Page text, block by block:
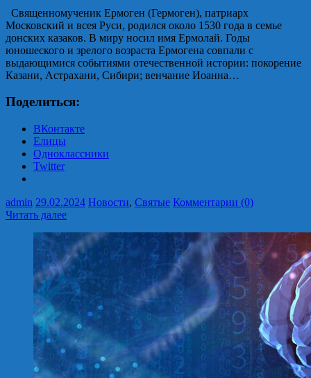
Священномученик Ермоген (Гермоген), патриарх
Московский и всея Руси, родился около 1530 года в семье
донских казаков. В миру носил имя Ермолай. Годы
юношеского и зрелого возраста Ермогена совпали с
выдающимися событиями отечественной истории: покорение
Казани, Астрахани, Сибири; венчание Иоанна…
Поделиться:
ВКонтакте
Елицы
Одноклассники
Twitter
admin 29.02.2024 Новости, Святые Комментарии (0)
Читать далее